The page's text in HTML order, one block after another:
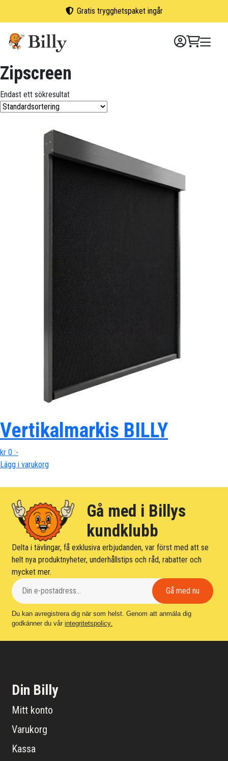
Gratis trygghetspaket ingår
Zipscreen
Endast ett sökresultat
Vertikalmarkis BILLY
kr 0 :-
Lägg i varukorg
här
produkten
olika
alternativen
väljas
produktsidan
Gå med i Billys
kundklubb
Delta i tävlingar, få exklusiva erbjudanden, var först med att se
helt nya produktnyheter, underhållstips och råd, rabatter och
mycket mer.
Du kan avregistrera dig när som helst. Genom att anmäla dig
godkänner du vårintegritetspolicy.
Din Billy
Mitt konto
Varukorg
Kassa